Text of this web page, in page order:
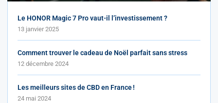
Le HONOR Magic 7 Pro vaut-il l’investissement ?
13 janvier 2025
Comment trouver le cadeau de Noël parfait sans stress
12 décembre 2024
Les meilleurs sites de CBD en France !
24 mai 2024